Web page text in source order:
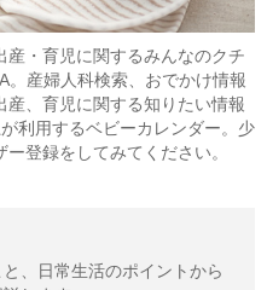
・育児に関するみんなのクチ
。産婦人科検索、おでかけ情報
、育児に関する知りたい情報
利用するベビーカレンダー。少
登録をしてみてください。
、日常生活のポイントから